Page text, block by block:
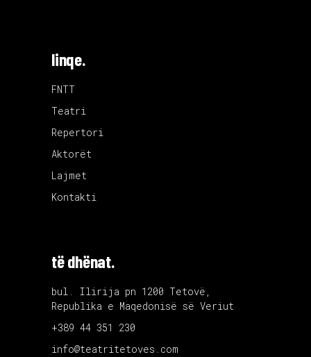
linqe.
FNTT
Teatri
Repertori
Aktorët
Lajmet
Kontakti
të dhënat.
bul. Ilirija pn 1200 Tetovë,
Republika e Maqedonisë së Veriut
+389 44 351 230
info@teatritetoves.com